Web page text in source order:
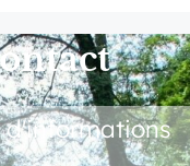
d'informations